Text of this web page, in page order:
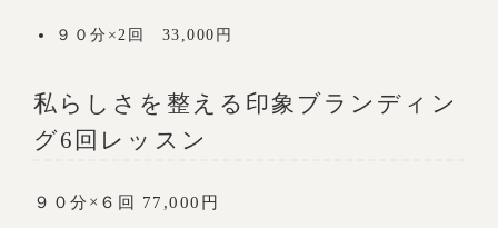
９０分×2回 33,000円
私らしさを整える印象ブランディン
グ6回レッスン
９０分×６回 77,000円